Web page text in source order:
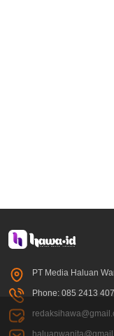
PT Media Haluan
Phone: 085 2413